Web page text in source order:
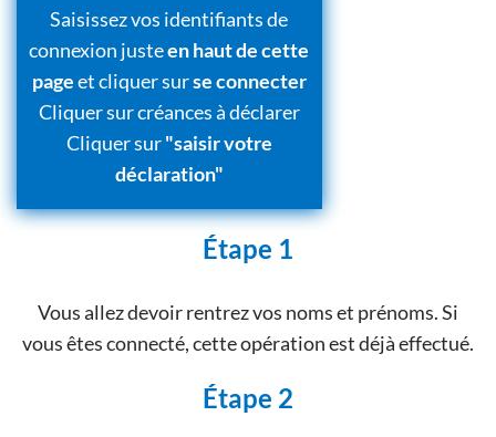
Saisissez vos identifiants de
connexion justeen haut de cette
pageet cliquer surse connecter
Cliquer sur créances à déclarer
Cliquer sur"saisir votre
déclaration"
Étape 1
Vous allez devoir rentrez vos noms et prénoms. Si
vous êtes connecté, cette opération est déjà effectué.
Étape 2